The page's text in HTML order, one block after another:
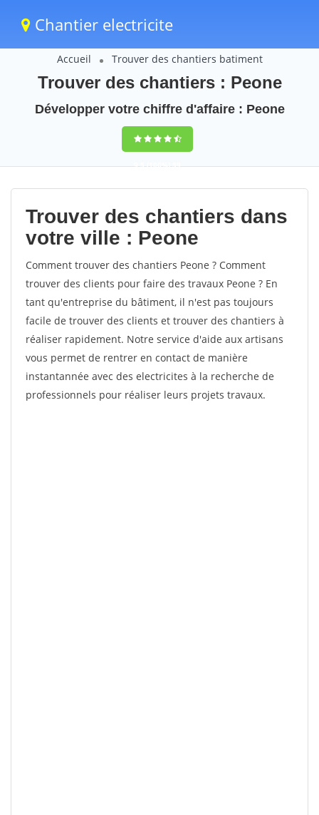
Chantier electricite
Accueil Trouver des chantiers batiment
Trouver des chantiers : Peone
Développer votre chiffre d'affaire : Peone
9,5(100%)59
votes
Trouver des chantiers dans
votre ville : Peone
Comment trouver des chantiers Peone ? Comment
trouver des clients pour faire des travaux Peone ? En
tant qu'entreprise du bâtiment, il n'est pas toujours
facile de trouver des clients et trouver des chantiers à
réaliser rapidement. Notre service d'aide aux artisans
vous permet de rentrer en contact de manière
instantannée avec des electricites à la recherche de
professionnels pour réaliser leurs projets travaux.